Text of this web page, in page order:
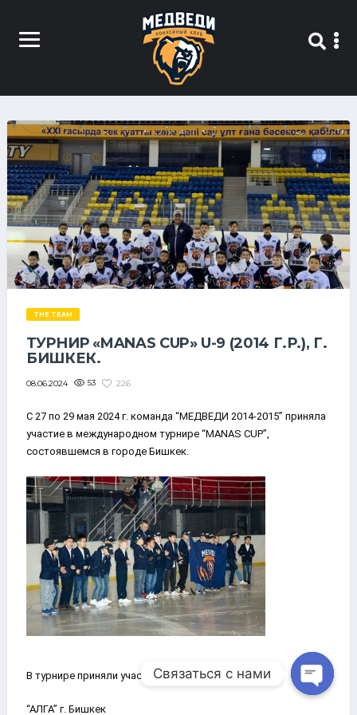
THE TEAM
ТУРНИР «MANAS CUP» U-9 (2014 Г.Р.), Г.
БИШКЕК.
08.06.2024 53 226
С 27 по 29 мая 2024 г. команда “МЕДВЕДИ 2014-2015” приняла
участие в международном турнире “MANAS CUP”,
состоявшемся в городе Бишкек.
В турнире приняли участие следующие команды:
“АЛГА” г. Бишкек
Связаться с нами